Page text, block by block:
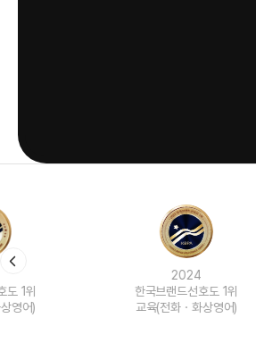
한국브랜드선호도 1위
교육(전화ㆍ화상영어)